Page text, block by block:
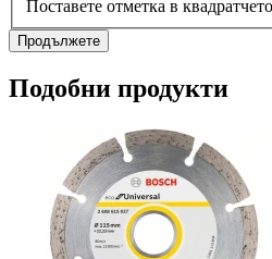
Поставете отметка в
Продължете
Подобни продукти